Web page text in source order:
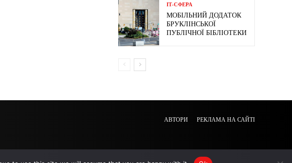
ІТ-СФЕРА
МОБІЛЬНИЙ ДОДАТОК
БРУКЛІНСЬКОЇ
ПУБЛІЧНОЇ БІБЛІОТЕКИ
АВТОРИ РЕКЛАМА НА САЙТІ